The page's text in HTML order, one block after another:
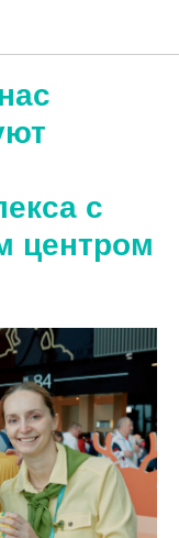
с
центром